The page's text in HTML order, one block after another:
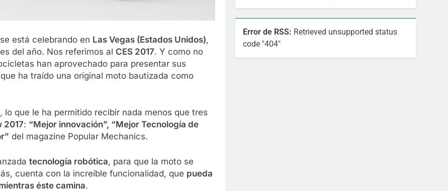
está celebrando en Las Vegas (Estados Unidos),
del año. Nos referimos al CES 2017. Y como no
han aprovechado para presentar sus
ha traído una original moto bautizada como
que le ha permitido recibir nada menos que tres
2017: “Mejor innovación”, “Mejor Tecnología de
del magazine Popular Mechanics.
tecnología robótica, para que la moto se
cuenta con la increíble funcionalidad, que pueda
éste camina.
Error de RSS: Retrieved unsupported status
code "404"